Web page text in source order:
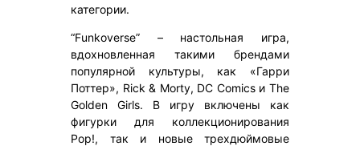
категории.
“Funkoverse” – настольная игра,
вдохновленная такими брендами
популярной культуры, как «Гарри
Поттер», Rick & Morty, DC Comics и The
Golden Girls. В игру включены как
фигурки для коллекционирования
Pop!, так и новые трехдюймовые